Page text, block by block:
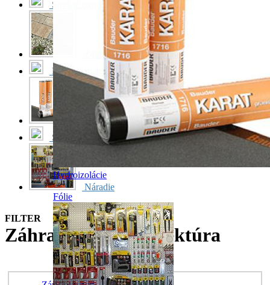
Hydroizolácie
Fólie
Strešné okno
Záhradnícka architektúra
Kovové materiály
Hydroizolácie
Stroje
Náradie
FILTER
Záhradnícka architektúra